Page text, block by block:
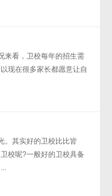
来看，卫校每年的招生需
现在很多家长都愿意让自
。其实好的卫校比比皆
校呢?一般好的卫校具备